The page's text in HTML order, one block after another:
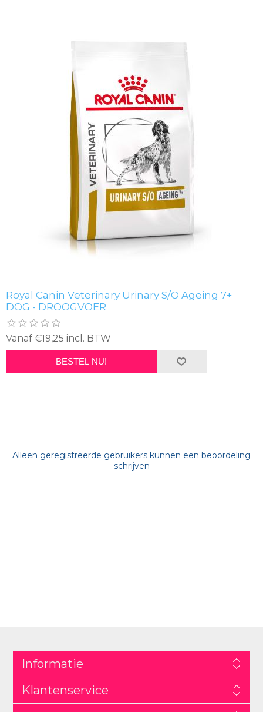
Royal Canin Veterinary Urinary S/O Ageing 7+
DOG - DROOGVOER
Vanaf €19,25 incl. BTW
BESTEL NU!
Alleen geregistreerde gebruikers kunnen een beoordeling
schrijven
Informatie
Klantenservice